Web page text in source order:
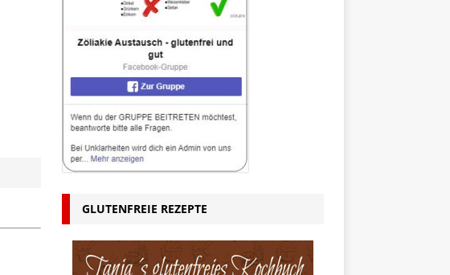
GLUTENFREIE REZEPTE